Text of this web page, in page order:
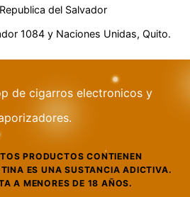
del Salvador
1084 y Naciones Unidas, Quito.
de cigarros electronicos y
PRODUCTOS CONTIENEN
ES UNA SUSTANCIA ADICTIVA.
A MENORES DE 18 AÑOS.